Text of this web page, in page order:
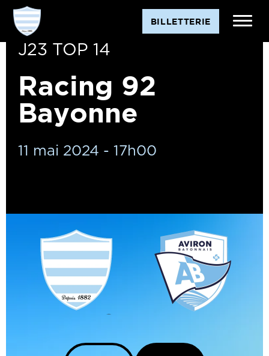
BILLETTERIE
J23 TOP 14
Racing 92
Bayonne
11 mai 2024 - 17h00